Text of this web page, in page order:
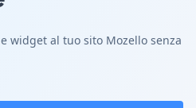
widget al tuo sito Mozello senza